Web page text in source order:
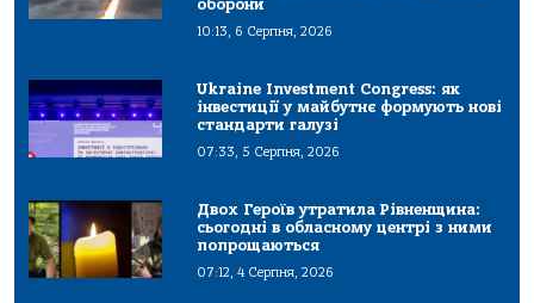
оборони
10:13, 6 Серпня, 2026
Ukraine Investment Congress: як
інвестиції у майбутнє формують нові
стандарти галузі
07:33, 5 Серпня, 2026
Двох Героїв утратила Рівненщина:
сьогодні в обласному центрі з ними
попрощаються
07:12, 4 Серпня, 2026